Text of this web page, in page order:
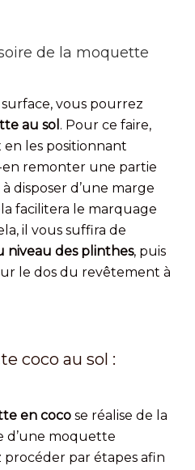
de la moquette
vous pourrez
au sol . Pour ce faire,
les positionnant
en remonter une partie
disposer d’une marge
facilitera le marquage
il vous suffira de
niveau des plinthes, puis
le dos du revêtement à
coco au sol :
en coco se réalise de la
d’une moquette
procéder par étapes afin